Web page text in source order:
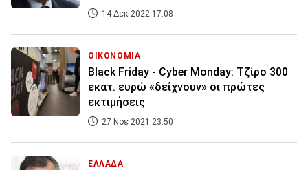
14 Δεκ 2022 17:08
ΟΙΚΟΝΟΜΙΑ
Black Friday - Cyber Monday: Τζίρο 300
εκατ. ευρώ «δείχνουν» οι πρώτες
εκτιμήσεις
27 Νοε 2021 23:50
ΕΛΛΑΔΑ